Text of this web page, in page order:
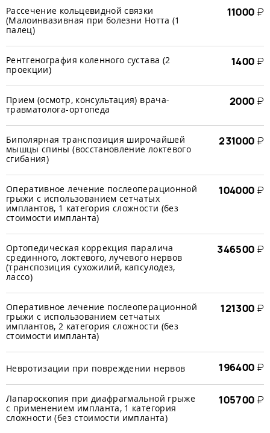
Рассечение кольцевидной связки
(Малоинвазивная при болезни Нотта (1
палец)
11000 ₽
Рентгенография коленного сустава (2
проекции)
1400 ₽
Прием (осмотр, консультация) врача-
травматолога-ортопеда
2000 ₽
Биполярная транспозиция широчайшей
мышцы спины (восстановление локтевого
сгибания)
231000 ₽
Оперативное лечение послеоперационной
грыжи с использованием сетчатых
имплантов, 1 категория сложности (без
стоимости импланта)
104000 ₽
Ортопедическая коррекция паралича
срединного, локтевого, лучевого нервов
(транспозиция сухожилий, капсулодез,
лассо)
346500 ₽
Оперативное лечение послеоперационной
грыжи с использованием сетчатых
имплантов, 2 категория сложности (без
стоимости импланта)
121300 ₽
Невротизации при повреждении нервов 196400 ₽
Лапароскопия при диафрагмальной грыже
с применением импланта, 1 категория
сложности (без стоимости импланта)
105700 ₽